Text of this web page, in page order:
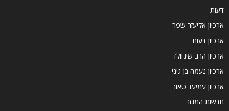
דעות
ארכיון אליעזר שפר
ארכיון דעות
ארכיון הרב שינוולד
ארכיון נעמה בן גיגי
ארכיון עמיעד טאוב
חדשות המגזר